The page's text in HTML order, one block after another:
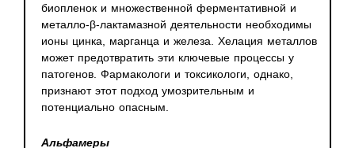
биопленок и множественной ферментативной и
металло-β-лактамазной деятельности необходимы
ионы цинка, марганца и железа. Хелация металлов
может предотвратить эти ключевые процессы у
патогенов. Фармакологи и токсикологи, однако,
признают этот подход умозрительным и
потенциально опасным.
Альфамеры